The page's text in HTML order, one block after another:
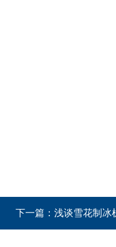
下一篇： 浅谈雪花制冰